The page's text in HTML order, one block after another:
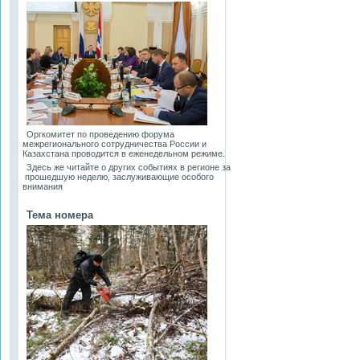
Оргкомитет по проведению форума
межрегионального сотрудничества России и
Казахстана проводится в еженедельном режиме.
Здесь же читайте о других событиях в регионе за
прошедшую неделю, заслуживающие особого
внимания
Тема номера